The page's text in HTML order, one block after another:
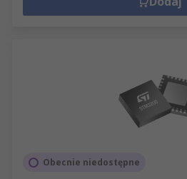
Obecnie niedostępne